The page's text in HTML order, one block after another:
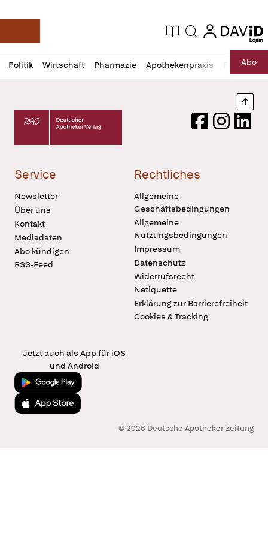
Deutsche Apotheker Zeitung
Aktuelle Ausgabe
Suche login
login
Politik Wirtschaft Pharmazie Apothekenpraxis RechtAbo
Profil
öffnen
Daz
Pur
Deutscher Apotheker Verlag Logo
FacebookInstagram
Service
Newsletter
Über uns
Kontakt
Mediadaten
Abo kündigen
RSS-Feed
Rechtliches
Allgemeine
Geschäftsbedingungen
Allgemeine
Nutzungsbedingungen
Impressum
Datenschutz
Widerrufsrecht
Netiquette
Erklärung zur Barrierefreiheit
Cookies & Tracking
Jetzt auch als App für iOS
und Android
Jetzt bei Google Play
Laden im App Store
© 2026 Deutsche Apotheker Zeitung